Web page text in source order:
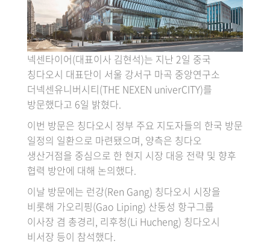
넥센타이어(대표이사 김현석)는 지난 2일 중국
칭다오시 대표단이 서울 강서구 마곡 중앙연구소
더넥센유니버시티(THE NEXEN univerCITY)를
방문했다고 6일 밝혔다.
이번 방문은 칭다오시 정부 주요 지도자들의 한국 방문
일정의 일환으로 마련됐으며, 양측은 칭다오
생산거점을 중심으로 한 현지 시장 대응 전략 및 향후
협력 방안에 대해 논의했다.
이날 방문에는 런강(Ren Gang) 칭다오시 시장을
비롯해 가오리핑(Gao Liping) 산동성 항구그룹
이사장 겸 총경리, 리후청(Li Hucheng) 칭다오시
비서장 등이 참석했다.